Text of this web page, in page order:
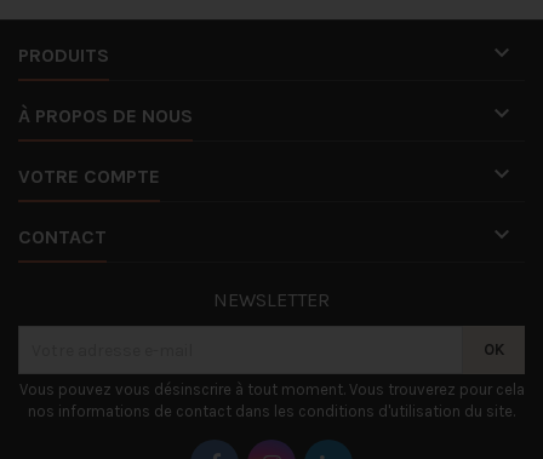
PRODUITS 
À PROPOS DE NOUS 
VOTRE COMPTE 
CONTACT 
NEWSLETTER
Vous pouvez vous désinscrire à tout moment. Vous trouverez pour cela
nos informations de contact dans les conditions d'utilisation du site.